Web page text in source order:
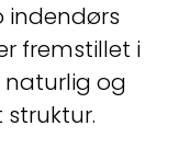
indendørs
fremstillet i
naturlig og